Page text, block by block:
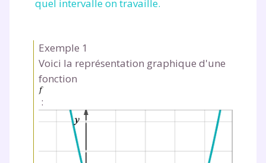
quel intervalle on travaille.
Exemple 1
Voici la représentation graphique d'une
fonction
: